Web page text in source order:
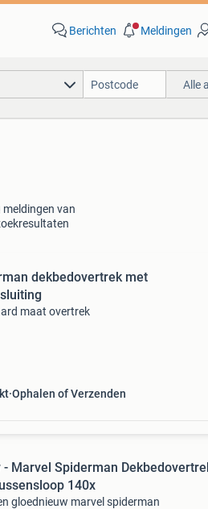
Berichten Meldingen
Alle
van
dekbedovertrek met
maat overtrek
Ophalen of Verzenden
- Marvel Spiderman
140x
gloednieuw marvel spiderman